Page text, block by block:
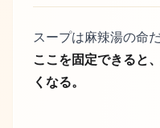
スープは麻辣湯の命
ここを固定できると
くなる。